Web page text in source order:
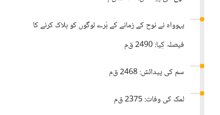
یہوواہ نے نوح کے زمانے کے بُرے لوگوں کو ہلاک کرنے کا
فیصلہ کِیا:‏ 2490 ق‌م
سم کی پیدائش:‏ 2468 ق‌م
لمک کی وفات:‏ 2375 ق‌م